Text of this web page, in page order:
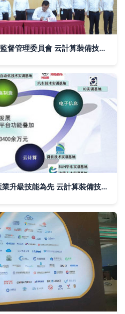
山東省人民政府國有資產監督管理委員會 云計算裝備技術服務的賦能與創新
蘇州工業園區新聞中心 產業升級技能為先 云計算裝備技術服務嶄露新勢能